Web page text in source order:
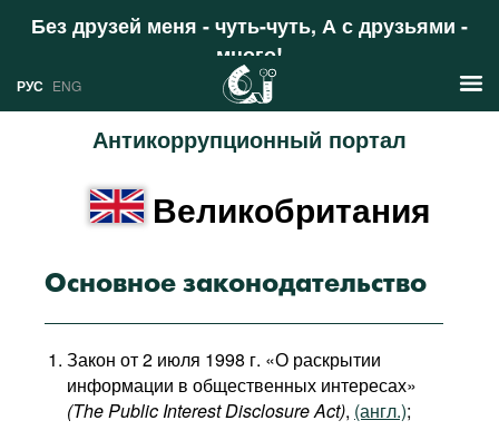
Без друзей меня - чуть-чуть, А с друзьями -
много!
Поддержать
РУС ENG
Антикоррупционный портал
Новости
Аналитика
Профили
Стран
Международных организаций
Литература
Сайты
О проекте
Великобритания
Основное законодательство
Закон от 2 июля 1998 г. «О раскрытии
информации в общественных интересах»
(The Public Interest Disclosure Act), (англ.);